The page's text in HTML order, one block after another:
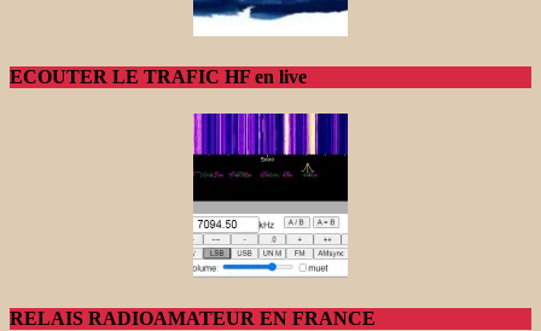
ECOUTER LE TRAFIC HF en live
RELAIS RADIOAMATEUR EN FRANCE